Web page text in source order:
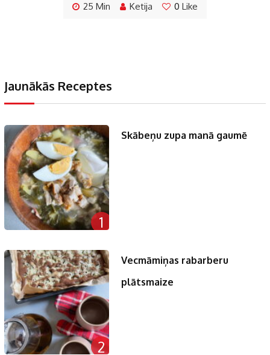
25 Min Ketija 0 Like
Jaunākās Receptes
1
Skābeņu zupa manā gaumē
2
Vecmāmiņas rabarberu
plātsmaize